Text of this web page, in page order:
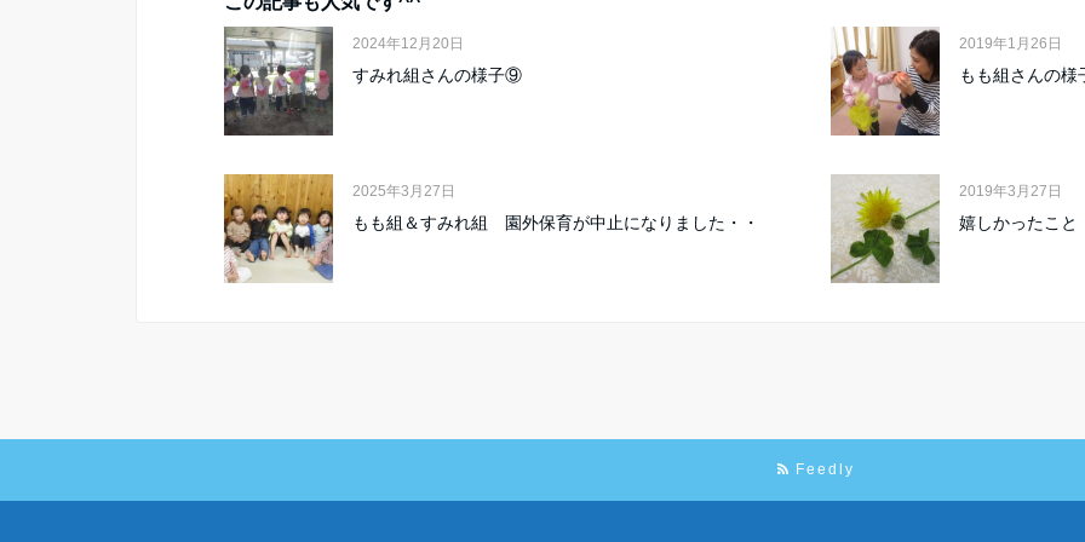
2024年12月20日
すみれ組さんの様子⑨
2019年1月26日
もも組さんの
2025年3月27日
もも組＆すみれ組 園外保育が中止になりました・・
2019年3月27日
嬉しかったこと
Feedly